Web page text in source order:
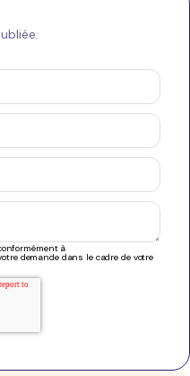
à
demande dans le cadre de votre